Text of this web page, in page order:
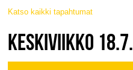
Katso kaikki tapahtumat
JAZZ FINLAND LIVE
KESKIVIIKKO 18.7.